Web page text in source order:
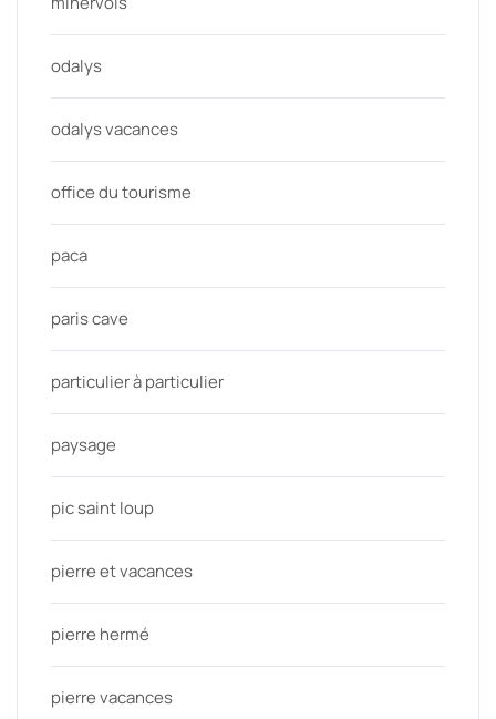
odalys
odalys vacances
office du tourisme
paca
paris cave
particulier à particulier
paysage
pic saint loup
pierre et vacances
pierre hermé
pierre vacances